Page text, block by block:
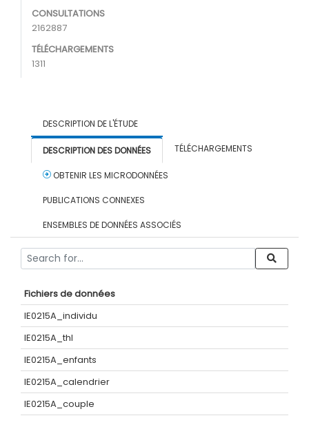
CONSULTATIONS
2162887
TÉLÉCHARGEMENTS
1311
DESCRIPTION DE L'ÉTUDE
DESCRIPTION DES DONNÉES TÉLÉCHARGEMENTS
OBTENIR LES MICRODONNÉES
PUBLICATIONS CONNEXES
ENSEMBLES DE DONNÉES ASSOCIÉS
Fichiers de données
IE0215A_individu
IE0215A_thl
IE0215A_enfants
IE0215A_calendrier
IE0215A_couple